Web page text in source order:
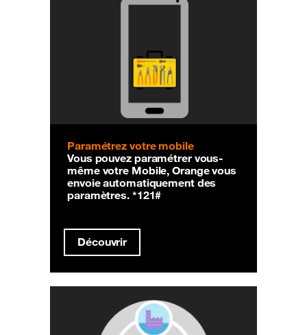
Paramétrez votre mobile
Vous pouvez paramétrer vous-
même votre Mobile, Orange vous
envoie automatiquement des
paramètres. *121#
Découvrir